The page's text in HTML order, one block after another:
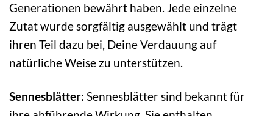
Generationen bewährt haben. Jede einzelne
Zutat wurde sorgfältig ausgewählt und trägt
ihren Teil dazu bei, Deine Verdauung auf
natürliche Weise zu unterstützen.
Sennesblätter: Sennesblätter sind bekannt für